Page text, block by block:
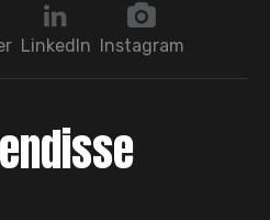
LinkedIn Instagram